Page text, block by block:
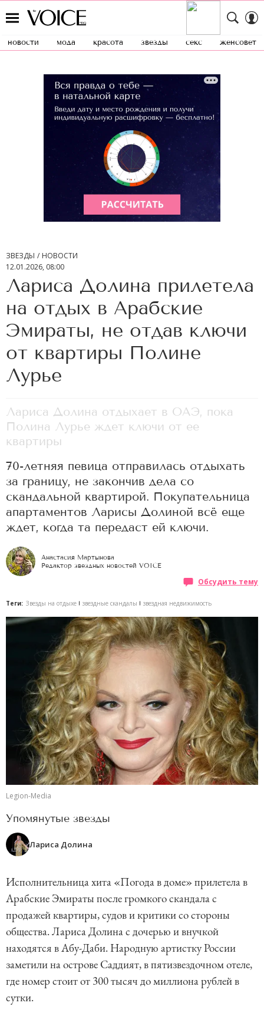
новости мода красота звезды секс женсовет
ЗВЕЗДЫ
НОВОСТИ
12.01.2026, 08:00
Лариса Долина прилетела
на отдых в Арабские
Эмираты, не отдав ключи
от квартиры Полине
Лурье
Лариса Долина отдыхает в ОАЭ, пока
Полина Лурье ждет ключи от ее
квартиры
70-летняя певица отправилась отдыхать
за границу, не закончив дела со
скандальной квартирой. Покупательница
апартаментов Ларисы Долиной всё еще
ждет, когда та передаст ей ключи.
Анастасия Мартынова
Редактор звездных новостей VOICE
Обсудить тему
Теги: Звезды на отдыхе звездные скандалы звездная недвижимость
Legion-Media
Упомянутые звезды
Лариса Долина
Исполнительница хита «Погода в доме» прилетела в
Арабские Эмираты после громкого скандала с
продажей квартиры, судов и критики со стороны
общества. Лариса Долина с дочерью и внучкой
находятся в Абу-Даби. Народную артистку России
заметили на острове Саддият, в пятизвездочном отеле,
где номер стоит от 300 тысяч до миллиона рублей в
сутки.